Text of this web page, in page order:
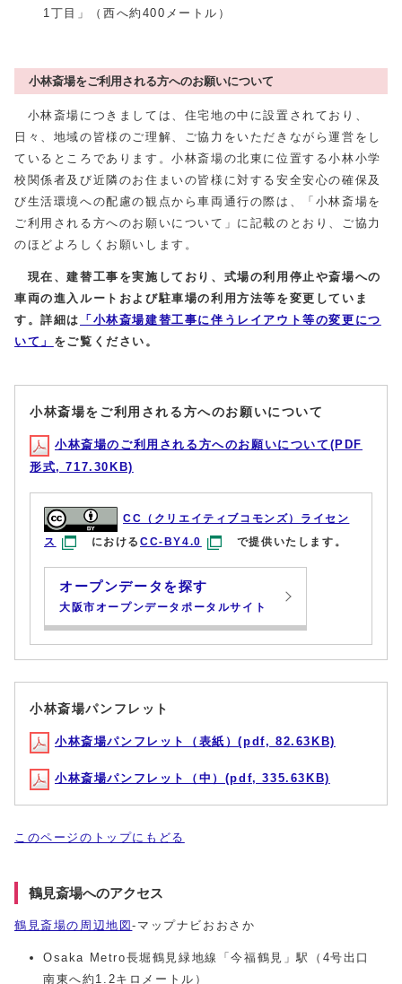
1丁目」（西へ約400メートル）
小林斎場をご利用される方へのお願いについて
小林斎場につきましては、住宅地の中に設置されており、
日々、地域の皆様のご理解、ご協力をいただきながら運営をし
ているところであります。小林斎場の北東に位置する小林小学
校関係者及び近隣のお住まいの皆様に対する安全安心の確保及
び生活環境への配慮の観点から車両通行の際は、「小林斎場を
ご利用される方へのお願いについて」に記載のとおり、ご協力
のほどよろしくお願いします。
現在 、建替工事を実施しており、 式場の利用停止や斎場への
車両の進入ルートおよび駐車場の利用方法等を変更していま
す。詳細は 「小林斎場建替工事に伴うレイアウト等の変更につ
いて」 をご覧ください。
小林斎場をご利用される方へのお願いについて
小林斎場のご利用される方へのお願いについて(PDF
形式, 717.30KB)
CC（クリエイティブコモンズ）ライセン
ス
におけるCC-BY4.0 で提供いたします。
オープンデータを探す
大阪市オープンデータポータルサイト
小林斎場パンフレット
小林斎場パンフレット（表紙）(pdf, 82.63KB)
小林斎場パンフレット（中）(pdf, 335.63KB)
このページのトップにもどる
鶴見斎場へのアクセス
鶴見斎場の周辺地図-マップナビおおさか
Osaka Metro長堀鶴見緑地線「今福鶴見」駅（4号出口
南東へ約1.2キロメートル）